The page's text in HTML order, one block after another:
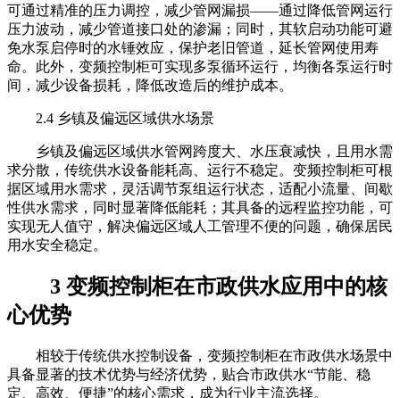
可通过精准的压力调控，减少管网漏损——通过降低管网运行
压力波动，减少管道接口处的渗漏；同时，其软启动功能可避
免水泵启停时的水锤效应，保护老旧管道，延长管网使用寿
命。此外，变频控制柜可实现多泵循环运行，均衡各泵运行时
间，减少设备损耗，降低改造后的维护成本。
2.4 乡镇及偏远区域供水场景
乡镇及偏远区域供水管网跨度大、水压衰减快，且用水需
求分散，传统供水设备能耗高、运行不稳定。变频控制柜可根
据区域用水需求，灵活调节泵组运行状态，适配小流量、间歇
性供水需求，同时显著降低能耗；其具备的远程监控功能，可
实现无人值守，解决偏远区域人工管理不便的问题，确保居民
用水安全稳定。
3 变频控制柜在市政供水应用中的核
心优势
相较于传统供水控制设备，变频控制柜在市政供水场景中
具备显著的技术优势与经济优势，贴合市政供水“节能、稳
定、高效、便捷”的核心需求，成为行业主流选择。